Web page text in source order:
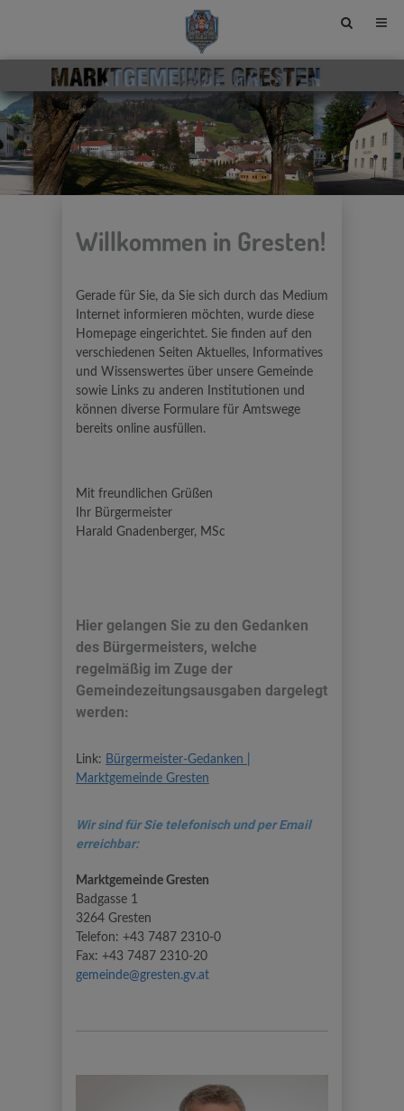
Site
toggle
Willkommen in Gresten!
Gerade für Sie, da Sie sich durch das Medium
Internet informieren möchten, wurde diese
Homepage eingerichtet. Sie finden auf den
verschiedenen Seiten Aktuelles, Informatives
und Wissenswertes über unsere Gemeinde
sowie Links zu anderen Institutionen und
können diverse Formulare für Amtswege
bereits online ausfüllen.
Mit freundlichen Grüßen
Ihr Bürgermeister
Harald Gnadenberger, MSc
Hier gelangen Sie zu den Gedanken
des Bürgermeisters, welche
regelmäßig im Zuge der
Gemeindezeitungsausgaben dargelegt
werden:
Link: Bürgermeister-Gedanken |
Marktgemeinde Gresten
Wir sind für Sie telefonisch und per Email
erreichbar:
Marktgemeinde Gresten
Badgasse 1
3264 Gresten
Telefon: +43 7487 2310-0
Fax: +43 7487 2310-20
gemeinde@gresten.gv.at